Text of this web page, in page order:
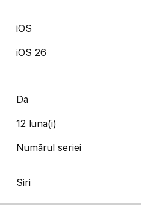
iOS
iOS 26
Da
12 luna(i)
Numărul seriei
Siri